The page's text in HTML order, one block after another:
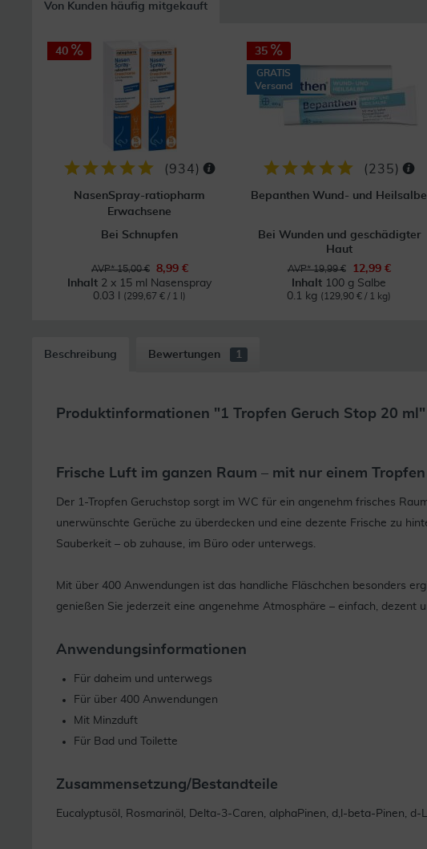
Von Kunden häufig mitgekauft
40
(934)
NasenSpray-ratiopharm
Erwachsene
Bei Schnupfen
AVP* 15,00 €
8,99 €
Inhalt 2 x 15 ml Nasenspray
0.03 l
(299,67 € / 1 l)
35
GRATIS
Versand
(235)
Bepanthen Wund- und Heilsalbe
Bei Wunden und geschädigter
Haut
AVP* 19,99 €
12,99 €
Inhalt 100 g Salbe
0.1 kg (129,90 € / 1 kg)
Beschreibung Bewertungen 1
Produktinformationen "1 Tropfen Geruch Stop 20 ml"
Frische Luft im ganzen Raum – mit nur einem Tropfen
Der 1-Tropfen Geruchstop sorgt im WC für ein angenehm frisches
unerwünschte Gerüche zu überdecken und eine dezente Frische zu
Sauberkeit – ob zuhause, im Büro oder unterwegs.
Mit über 400 Anwendungen ist das handliche Fläschchen besonders
genießen Sie jederzeit eine angenehme Atmosphäre – einfach, dezent
Anwendungsinformationen
Für daheim und unterwegs
Für über 400 Anwendungen
Mit Minzduft
Für Bad und Toilette
Zusammensetzung/Bestandteile
Eucalyptusöl, Rosmarinöl, Delta-3-Caren, alphaPinen, d,l-beta-Pinen, d-